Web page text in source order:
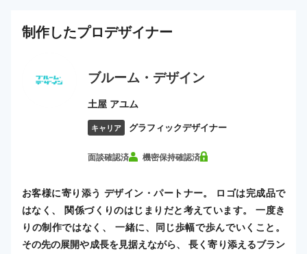
制作したプロデザイナー
ブルーム・デザイン
土屋 アユム
キャリア グラフィックデザイナー
面談確認済 機密保持確認済
お客様に寄り添う デザイン・パートナー。 ロゴは完成品で
はなく、 関係づくりのはじまりだと考えています。 一度き
りの制作ではなく、 一緒に、同じ歩幅で歩んでいくこと。
その先の展開や成長を見据えながら、 長く寄り添えるブラン